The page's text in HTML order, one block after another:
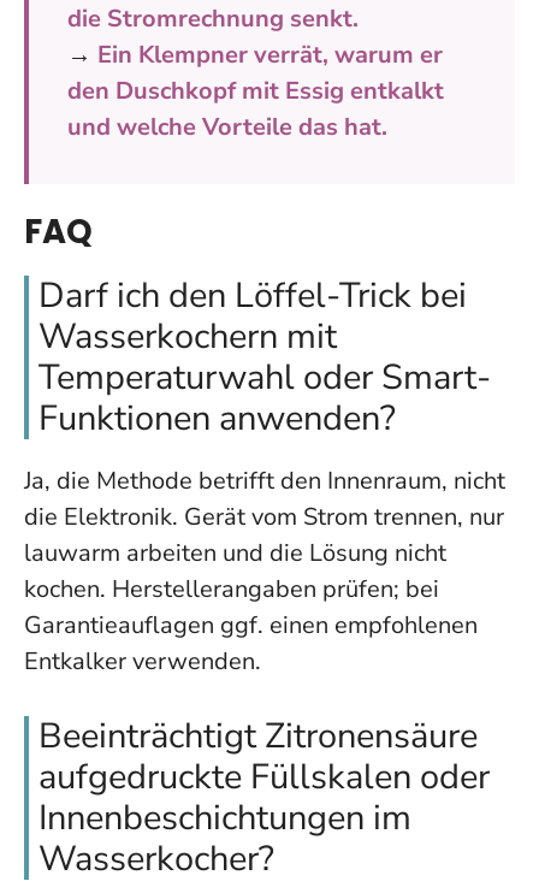
die Stromrechnung senkt.
→ Ein Klempner verrät, warum er
den Duschkopf mit Essig entkalkt
und welche Vorteile das hat.
FAQ
Darf ich den Löffel-Trick bei
Wasserkochern mit
Temperaturwahl oder Smart-
Funktionen anwenden?
Ja, die Methode betrifft den Innenraum, nicht
die Elektronik. Gerät vom Strom trennen, nur
lauwarm arbeiten und die Lösung nicht
kochen. Herstellerangaben prüfen; bei
Garantieauflagen ggf. einen empfohlenen
Entkalker verwenden.
Beeinträchtigt Zitronensäure
aufgedruckte Füllskalen oder
Innenbeschichtungen im
Wasserkocher?